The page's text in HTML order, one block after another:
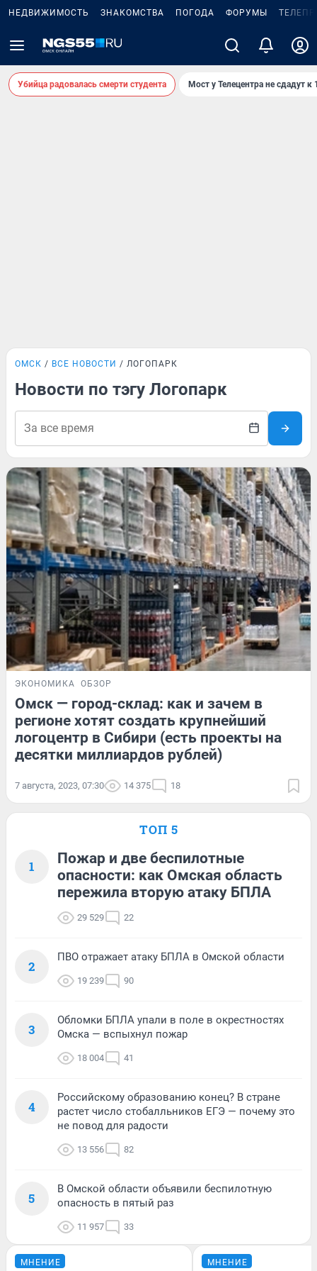
НЕДВИЖИМОСТЬ ЗНАКОМСТВА ПОГОДА ФОРУМЫ
Убийца радовалась смерти студента Мост у Телецентра не сдадут к
ОМСК ВСЕ НОВОСТИ ЛОГОПАРК
Новости по тэгу Логопарк
ЭКОНОМИКА ОБЗОР
Омск — город-склад: как и зачем в
регионе хотят создать крупнейший
логоцентр в Сибири (есть проекты на
десятки миллиардов рублей)
7 августа, 2023, 07:30 14 375 18
ТОП 5
1
Пожар и две беспилотные
опасности: как Омская область
пережила вторую атаку БПЛА
29 529 22
2
ПВО отражает атаку БПЛА в Омской области
19 239 90
3
Обломки БПЛА упали в поле в окрестностях
Омска — вспыхнул пожар
18 004 41
4
Российскому образованию конец? В стране
растет число стобалльников ЕГЭ — почему это
не повод для радости
13 556 82
5
В Омской области объявили беспилотную
опасность в пятый раз
11 957 33
МНЕНИЕ МНЕНИЕ